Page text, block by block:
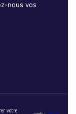
nous vos
votre